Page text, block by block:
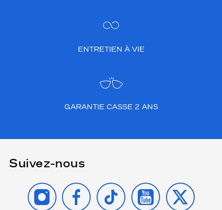
ENTRETIEN À VIE
GARANTIE CASSE 2 ANS
Suivez-nous
INSTAGRAMFACEBOOK
TIKTOK YOUTUBE
X